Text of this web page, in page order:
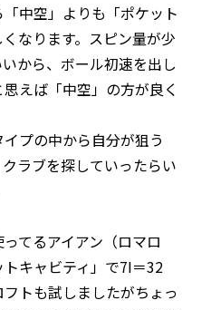
中空」よりも「ポケット
なります。スピン量が少
から、ボール初速を出し
えば「中空」の方が良く
プの中から自分が狙う
ラブを探していったらい
てるアイアン（ロマロ
トキャビティ」で7I＝32
トも試しましたがちょっ